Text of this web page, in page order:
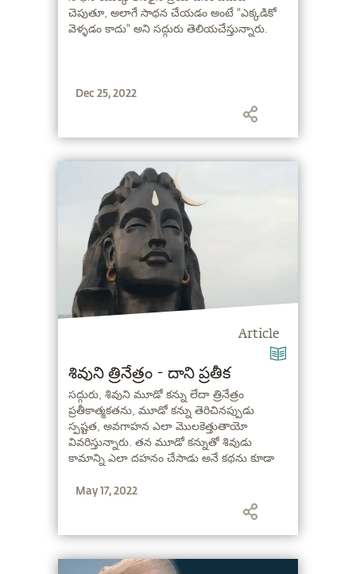
చెపుతూ, అలాగే సాధన చేయడం అంటే "ఎక్కడికో
వెళ్ళడం కాదు" అని సద్గురు తెలియచేస్తున్నారు.
Dec 25, 2022
Article
శివుని త్రినేత్రం - దాని ప్రతీక
సద్గురు, శివుని మూడో కన్ను లేదా త్రినేత్రం
ప్రతీకాత్మకతను, మూడో కన్ను తెరిచినప్పుడు
స్పష్టత, అవగాహన ఎలా మొలకెత్తుతాయో
వివరిస్తున్నారు. తన మూడో కన్నుతో శివుడు
కామాన్ని ఎలా దహనం చేసాడు అనే కథను కూడా
May 17, 2022